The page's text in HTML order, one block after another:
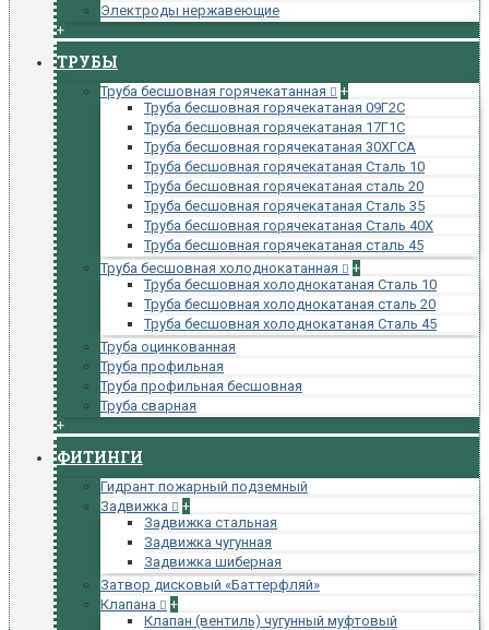
Электроды нержавеющие
+
ТРУБЫ
Труба бесшовная горячекатанная
+
Труба бесшовная горячекатаная 09Г2С
Труба бесшовная горячекатаная 17Г1С
Труба бесшовная горячекатаная 30ХГСА
Труба бесшовная горячекатаная Сталь 10
Труба бесшовная горячекатаная сталь 20
Труба бесшовная горячекатаная Сталь 35
Труба бесшовная горячекатаная Сталь 40Х
Труба бесшовная горячекатаная сталь 45
Труба бесшовная холоднокатанная
+
Труба бесшовная холоднокатаная Сталь 10
Труба бесшовная холоднокатаная сталь 20
Труба бесшовная холоднокатаная Сталь 45
Труба оцинкованная
Труба профильная
Труба профильная бесшовная
Труба сварная
+
ФИТИНГИ
Гидрант пожарный подземный
Задвижка
+
Задвижка стальная
Задвижка чугунная
Задвижка шиберная
Затвор дисковый «Баттерфляй»
Клапана
+
Клапан (вентиль) чугунный муфтовый